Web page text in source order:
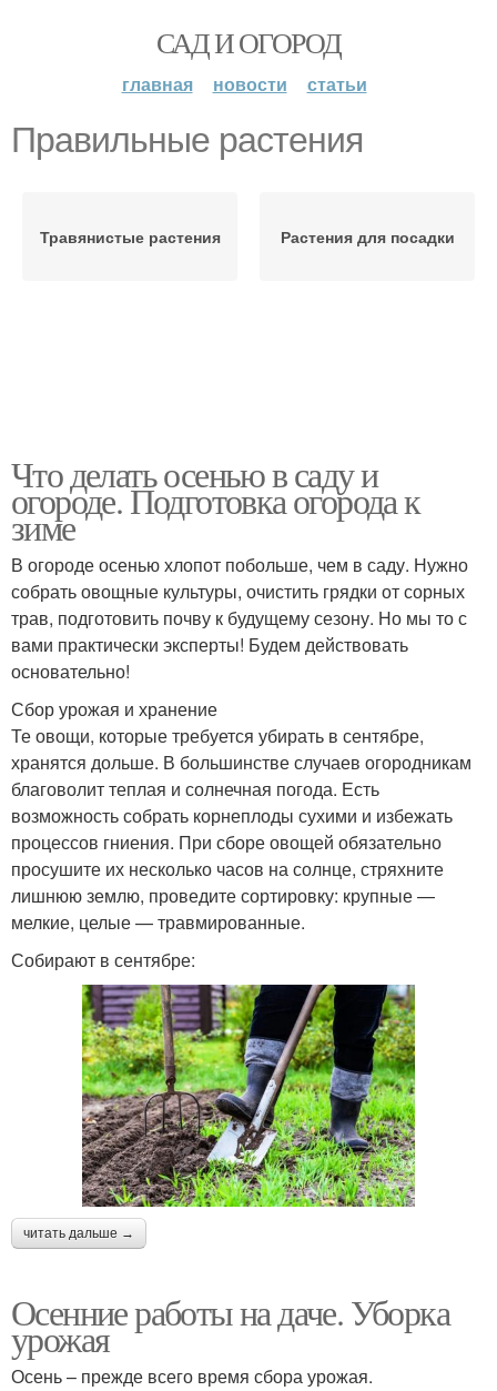
САД И ОГОРОД
главная новости статьи
Правильные растения
Травянистые растения Растения для посадки
Что делать осенью в саду и
огороде. Подготовка огорода к
зиме
В огороде осенью хлопот побольше, чем в саду. Нужно
собрать овощные культуры, очистить грядки от сорных
трав, подготовить почву к будущему сезону. Но мы то с
вами практически эксперты! Будем действовать
основательно!
Сбор урожая и хранение
Те овощи, которые требуется убирать в сентябре,
хранятся дольше. В большинстве случаев огородникам
благоволит теплая и солнечная погода. Есть
возможность собрать корнеплоды сухими и избежать
процессов гниения. При сборе овощей обязательно
просушите их несколько часов на солнце, стряхните
лишнюю землю, проведите сортировку: крупные —
мелкие, целые — травмированные.
Собирают в сентябре:
читать дальше →
Осенние работы на даче. Уборка
урожая
Осень – прежде всего время сбора урожая.